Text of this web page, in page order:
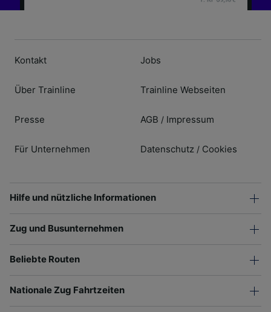
Kontakt
Über Trainline
Presse
Für Unternehmen
Jobs
Trainline Webseiten
AGB / Impressum
Datenschutz / Cookies
Hilfe und nützliche Informationen
Zug und Busunternehmen
Beliebte Routen
Nationale Zug Fahrtzeiten